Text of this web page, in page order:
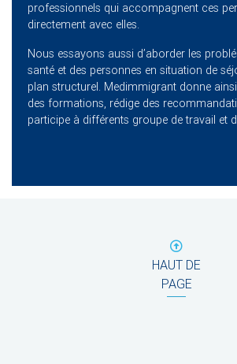
professionnels qui accompagnent ces
directement avec elles.
Nous essayons aussi d’aborder les
santé et des personnes en situation de
plan structurel. Medimmigrant donne
des formations, rédige des
participe à différents groupe de travail et
HAUT DE
PAGE